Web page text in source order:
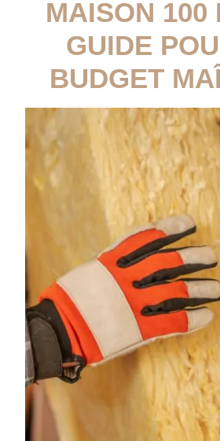
MAISON 100
GUIDE
BUDGET